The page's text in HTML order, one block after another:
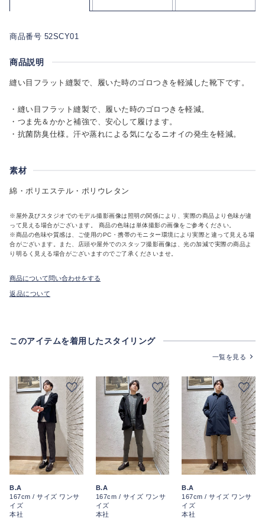
商品番号 52SCY01
商品説明
縫い目フラット縫製で、履いた時のゴロつきを軽減した靴下です。
・縫い目フラット縫製で、履いた時のゴロつきを軽減。
・つま先＆かかと補強で、安心して履けます。
・抗菌防臭仕様。汗や蒸れによる気になるニオイの発生を軽減。
素材
綿・ポリエステル・ポリウレタン
※屋外及びスタジオでのモデル撮影画像は照明の関係により、実際の商品より色味が違
って見える場合がございます。 商品の色味は単体撮影の画像をご参考ください。
※商品の色味や質感は、ご使用のPC・携帯のモニター環境により実際と違って見える場
合がございます。また、店頭や屋外でのスタッフ撮影画像は、光の加減で実際の商品よ
り明るく見える場合がございますのでご了承くださいませ。
商品について問い合わせをする
返品について
このアイテムを着用したスタイリング
一覧を見る
B.A
167cm / サイズ ワンサ
イズ
本社
B.A
167cm / サイズ ワンサ
イズ
本社
B.A
167cm / サイズ ワンサ
イズ
本社